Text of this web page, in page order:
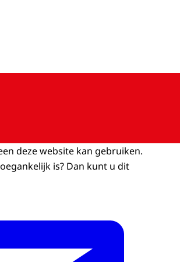
deze website kan gebruiken.
is? Dan kunt u dit